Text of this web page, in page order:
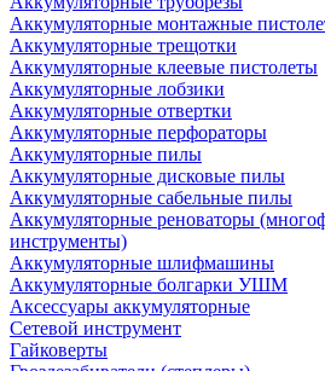
Аккумуляторные монтажные
Аккумуляторные трещотки
Аккумуляторные клеевые пистолеты
Аккумуляторные лобзики
Аккумуляторные отвертки
Аккумуляторные перфораторы
Аккумуляторные пилы
Аккумуляторные дисковые пилы
Аккумуляторные сабельные пилы
Аккумуляторные реноваторы
инструменты)
Аккумуляторные шлифмашины
Аккумуляторные болгарки УШМ
Аксессуары аккумуляторные
Сетевой инструмент
Гайковерты